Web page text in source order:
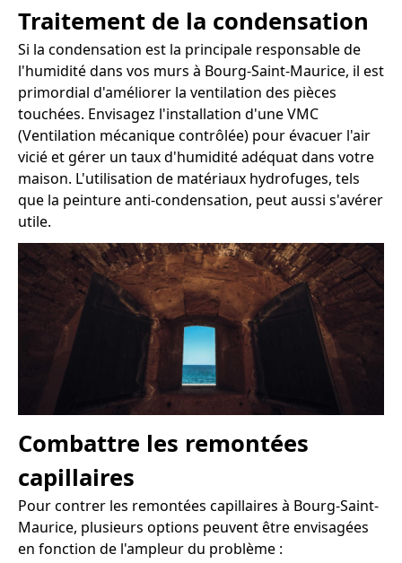
Traitement de la condensation
Si la condensation est la principale responsable de
l'humidité dans vos murs à Bourg-Saint-Maurice, il est
primordial d'améliorer la ventilation des pièces
touchées. Envisagez l'installation d'une VMC
(Ventilation mécanique contrôlée) pour évacuer l'air
vicié et gérer un taux d'humidité adéquat dans votre
maison. L'utilisation de matériaux hydrofuges, tels
que la peinture anti-condensation, peut aussi s'avérer
utile.
Combattre les remontées
capillaires
Pour contrer les remontées capillaires à Bourg-Saint-
Maurice, plusieurs options peuvent être envisagées
en fonction de l'ampleur du problème :